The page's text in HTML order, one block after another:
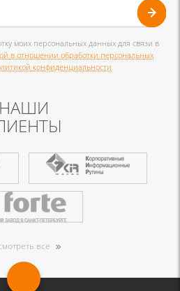
моих персональных данных для связи в
в отношении обработки персональных
конфиденциальности
НАШИ
все